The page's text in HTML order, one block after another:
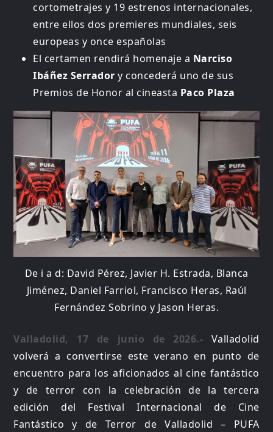
cortometrajes y 19 estrenos internacionales,
entre ellos dos premieres mundiales, seis
europeas y once españolas
El certamen rendirá homenaje a Narciso
Ibáñez Serrador y concederá uno de sus
Premios de Honor al cineasta Paco Plaza
De i a d: David Pérez, Javier H. Estrada, Blanca
Jiménez, Daniel Farriol, Francisco Heras, Raúl
Fernández Sobrino y Jason Heras.
Valladolid, 17 de junio de 2026.- Valladolid
volverá a convertirse este verano en punto de
encuentro para los aficionados al cine fantástico
y de terror con la celebración de la tercera
edición del Festival Internacional de Cine
Fantástico y de Terror de Valladolid – PUFA